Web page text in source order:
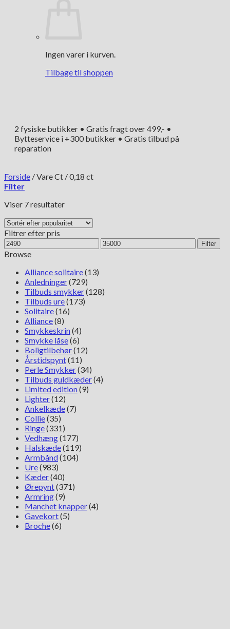
Ingen varer i kurven.
Tilbage til shoppen
2 fysiske butikker • Gratis fragt over 499,- •
Bytteservice i +300 butikker • Gratis tilbud på
reparation
Forside /Vare Ct /0,18 ct
Filter
Viser 7 resultaterSorteret
popularitet
Filtrer efter pris
Mindste
pris
Højeste
pris
Filter
Browse
Alliance solitaire(13)
Anledninger(729)
Tilbuds smykker(128)
Tilbuds ure(173)
Solitaire(16)
Alliance(8)
Smykkeskrin(4)
Smykke låse(6)
Boligtilbehør(12)
Årstidspynt(11)
Perle Smykker(34)
Tilbuds guldkæder(4)
Limited edition(9)
Lighter(12)
Ankelkæde(7)
Collie(35)
Ringe(331)
Vedhæng(177)
Halskæde(119)
Armbånd(104)
Ure(983)
Kæder(40)
Ørepynt(371)
Armring(9)
Manchet knapper(4)
Gavekort(5)
Broche(6)